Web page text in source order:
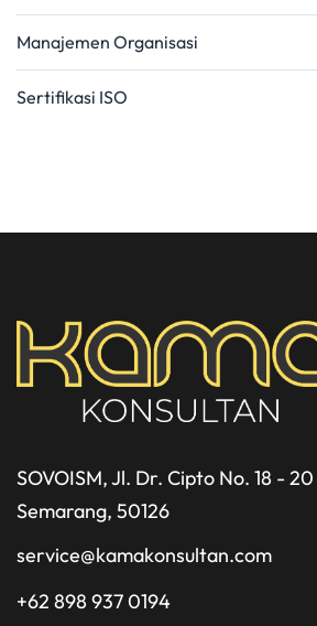
Manajemen Organisasi
Sertifikasi ISO
SOVOISM, Jl. Dr. Cipto No. 18 - 20
Semarang, 50126
service@kamakonsultan.com
+62 898 937 0194